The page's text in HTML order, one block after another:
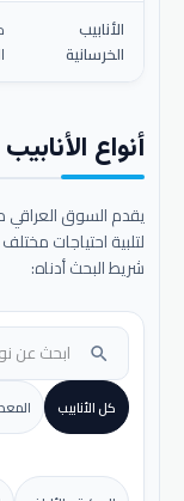
الأنابيب
الخرسانية
أنواع
يقدم السوق
لتلبية احتياجات
شريط البحث أدناه:
search
كل الأنابيب